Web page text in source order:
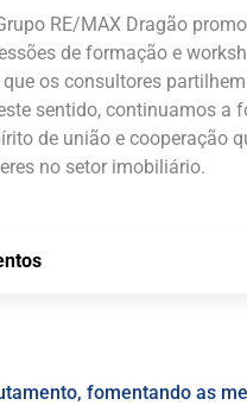
RE/MAX Dragão
de formação e
os consultores
sentido, continuamos a
de união e cooperação
no setor imobiliário.
fomentando as